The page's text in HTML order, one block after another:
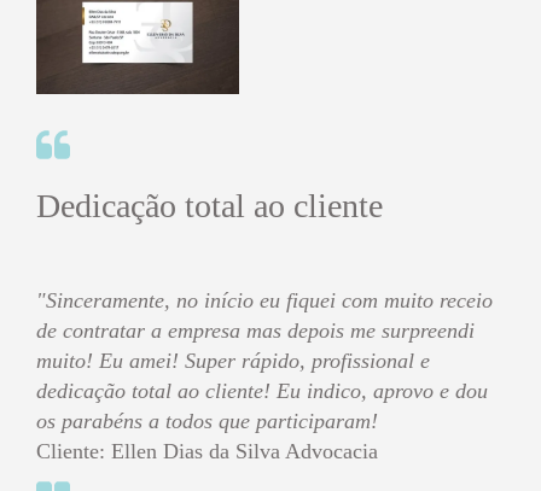
Dedicação total ao cliente
"Sinceramente, no início eu fiquei com muito receio
de contratar a empresa mas depois me surpreendi
muito! Eu amei! Super rápido, profissional e
dedicação total ao cliente! Eu indico, aprovo e dou
os parabéns a todos que participaram!
Cliente: Ellen Dias da Silva Advocacia